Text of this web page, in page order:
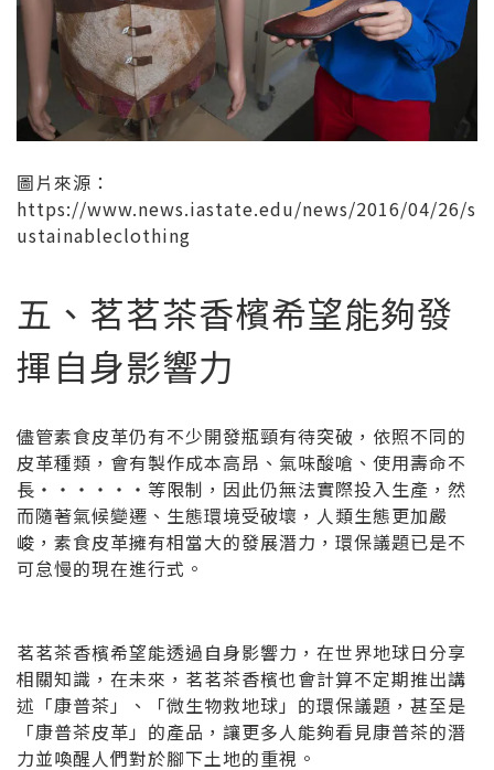
圖片來源：
https://www.news.iastate.edu/news/2016/04/26/s
ustainableclothing
五、茗茗茶香檳希望能夠發
揮自身影響力
儘管素食皮革仍有不少開發瓶頸有待突破，依照不同的
皮革種類，會有製作成本高昂、氣味酸嗆、使用壽命不
長‧‧‧‧‧‧等限制，因此仍無法實際投入生產，然
而隨著氣候變遷、生態環境受破壞，人類生態更加嚴
峻，素食皮革擁有相當大的發展潛力，環保議題已是不
可怠慢的現在進行式。
茗茗茶香檳希望能透過自身影響力，在世界地球日分享
相關知識，在未來，茗茗茶香檳也會計算不定期推出講
述「康普茶」、「微生物救地球」的環保議題， 甚至是
「康普茶皮革」的產品 ，讓更多人能夠看見康普茶的潛
力並喚醒人們對於腳下土地的重視。